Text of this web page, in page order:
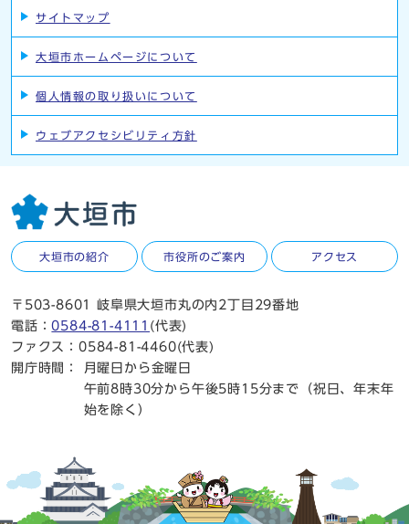
サイトマップ
大垣市ホームページについて
個人情報の取り扱いについて
ウェブアクセシビリティ方針
大垣市の紹介 市役所のご案内 アクセス
〒503-8601 岐阜県大垣市丸の内2丁目29番地
電話：0584-81-4111 (代表)
ファクス：0584-81-4460(代表)
開庁時間：
月曜日から金曜日
午前8時30分から午後5時15分まで（祝日、年末年
始を除く）